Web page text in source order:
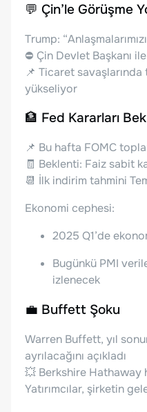
💬 Çin’le Görüşme
Trump:
⛔ Çin Devlet Başkanı
📌 Ticaret
yükseliyor
🏦 Fed Kararları
📌 Bu hafta FOMC
🧾 Beklenti: Faiz sabit
📆 İlk indirim tahmini
Ekonomi cephesi:
2025 Q1’de
Bugünkü PMI
izlenecek
💼 Buffett Şoku
Warren Buffett, yıl
ayrılacağını açıkladı
💥 Berkshire Hathaway
Yatırımcılar, şirketin